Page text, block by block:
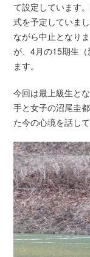
て設定しています
式を予定していま
ながら中止となり
が、4月の15期生
ます。
今回は最上級生と
手と女子の沼尾圭
た今の心境を話し